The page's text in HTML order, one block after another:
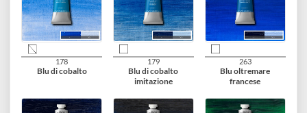
468
Cremisi dalizarina
permanente
502
Rosa permanente Magenta